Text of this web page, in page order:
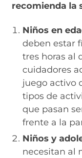
recomienda la
Niños en
deben estar
tres horas al
cuidadores
juego activo
tipos de
que pasan
frente a la
Niños y
necesitan al